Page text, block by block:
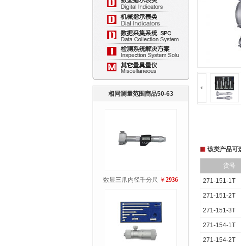
相同测量范围商品50-63
数显三爪内径千分尺 ￥ 2936
该类产品可
货号
271-151-1T
271-151-2T
271-151-3T
271-154-1T
271-154-2T